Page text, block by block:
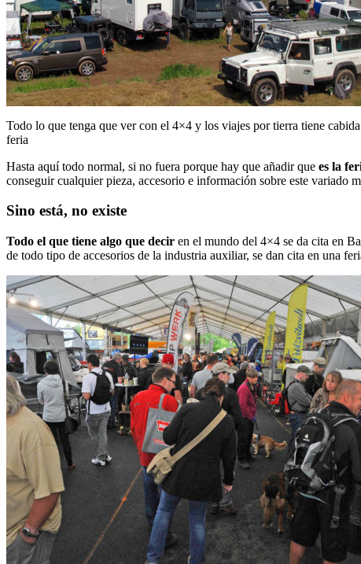
Todo lo que tenga que ver con el 4×4 y los viajes por tierra tiene cabida
feria
Hasta aquí todo normal, si no fuera porque hay que añadir que es la
conseguir cualquier pieza, accesorio e información sobre este variado
Sino está, no existe
Todo el que tiene algo que decir en el mundo del 4×4 se da cita en
de todo tipo de accesorios de la industria auxiliar, se dan cita en una